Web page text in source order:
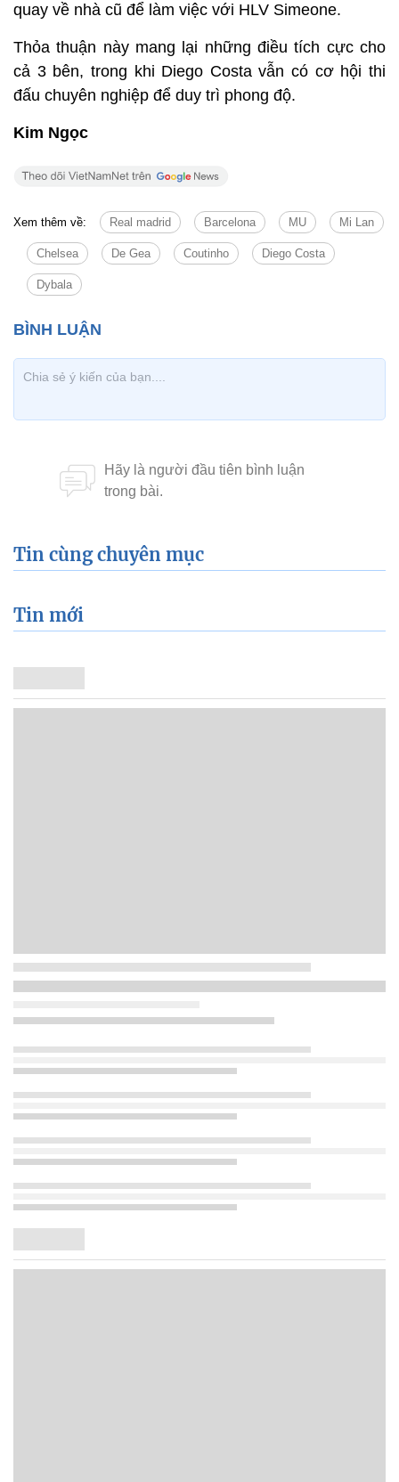
quay về nhà cũ để làm việc với HLV Simeone.
Thỏa thuận này mang lại những điều tích cực cho
cả 3 bên, trong khi Diego Costa vẫn có cơ hội thi
đấu chuyên nghiệp để duy trì phong độ.
Kim Ngọc
Xem thêm về: Real madrid Barcelona MU Mi Lan
Chelsea De Gea Coutinho Diego Costa
Dybala
Tin cùng chuyên mục
Tin mới